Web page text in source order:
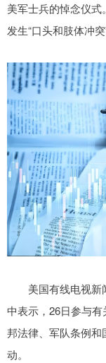
美军士兵的悼念仪
发生“口头和肢体冲突”
美国有线电视新
中表示，26日参与
邦法律、军队条例
动。